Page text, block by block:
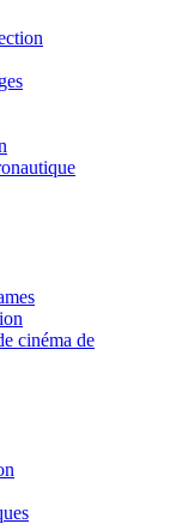
cinéma de